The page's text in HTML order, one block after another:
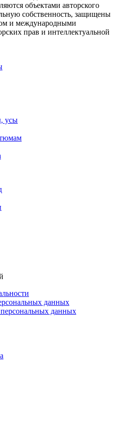
объектами авторского
собственность, защищены
и международными
прав и интеллектуальной
усы
данных
данных